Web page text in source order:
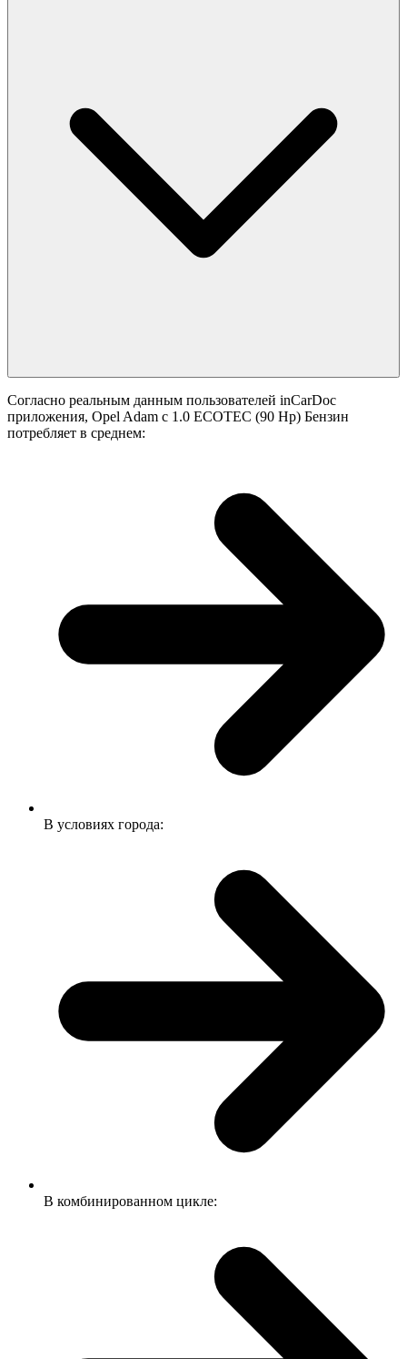
Согласно реальным данным пользователей inCarDoc
приложения, Opel Adam с 1.0 ECOTEC (90 Hp) Бензин
потребляет в среднем:
В условиях города:
В комбинированном цикле: